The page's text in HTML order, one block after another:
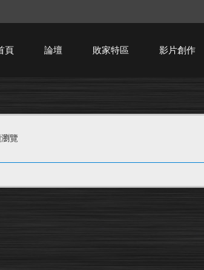
頁 論壇 敗家特區 影片創作
覽